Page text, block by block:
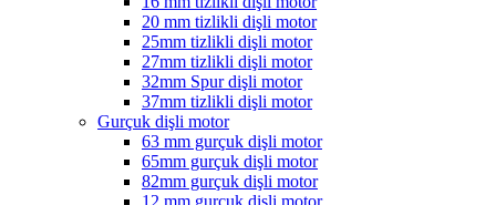
20 mm tizlikli dişli motor
25mm tizlikli dişli motor
27mm tizlikli dişli motor
32mm Spur dişli motor
37mm tizlikli dişli motor
Gurçuk dişli motor
63 mm gurçuk dişli motor
65mm gurçuk dişli motor
82mm gurçuk dişli motor
12 mm gurçuk dişli motor